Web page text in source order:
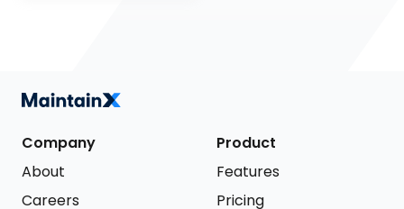
Company
About
Careers
Product
Features
Pricing